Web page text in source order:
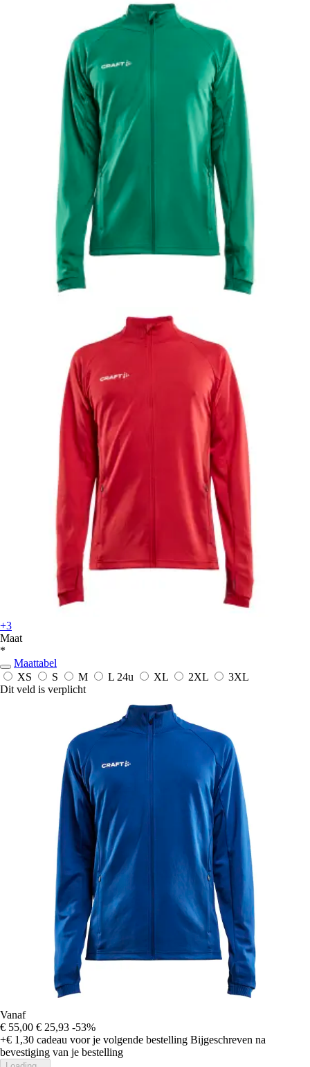
+3
Maat
*
Maattabel
XS
S M L 24u XL 2XL
3XL
Dit veld is verplicht
Vanaf
€ 55,00 € 25,93 -53%
+€ 1,30 cadeau voor je volgende bestelling Bijgeschreven na
bevestiging van je bestelling